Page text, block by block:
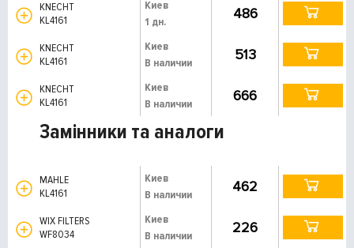
KNECHT
KL4161
Киев
1 дн.
486
KNECHT
KL4161
Киев
В наличии
513
KNECHT
KL4161
Киев
В наличии
666
Замінники та аналоги
MAHLE
KL4161
Киев
В наличии
462
WIX FILTERS
WF8034
Киев
В наличии
226